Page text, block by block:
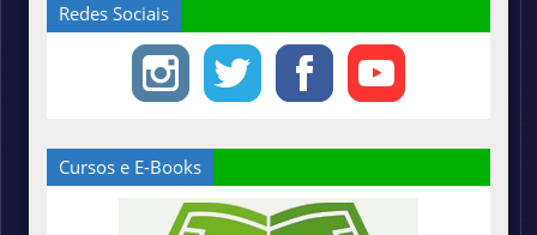
Redes Sociais
Cursos e E-Books